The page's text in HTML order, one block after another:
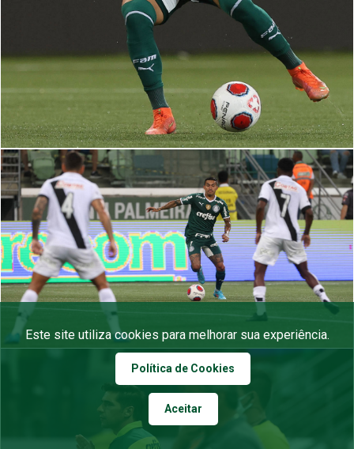
Este site utiliza cookies para melhorar sua experiência.
Política de Cookies
Aceitar